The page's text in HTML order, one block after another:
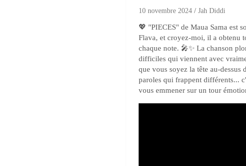
10 novembre 2024 Jah Diddi
💖 "PIECES" de Maua Sama est
Flava, et croyez-moi, il a obtenu
chaque note. 🎤✨ La chanson
difficiles qui viennent avec
que vous soyez la tête au-
paroles qui frappent différents...
vous emmener sur un tour